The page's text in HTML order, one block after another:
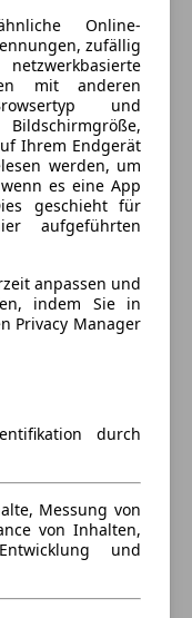
Online-
zufällig
mit anderen
und
Bildschirmgröße,
Ihrem Endgerät
werden, um
es eine App
geschieht für
aufgeführten
anpassen und
indem Sie in
Privacy Manager
durch
Messung von
von Inhalten,
und